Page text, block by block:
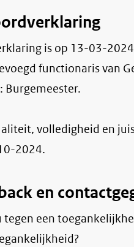
is op 13-03-2024
functionaris van
Burgemeester.
volledigheid en
2024.
en
tegen een